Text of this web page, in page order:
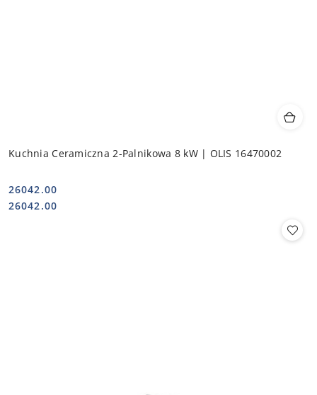
Kuchnia Ceramiczna 2-Palnikowa 8 kW | OLIS 16470002
Cena:
26042.00
Cena:
26042.00